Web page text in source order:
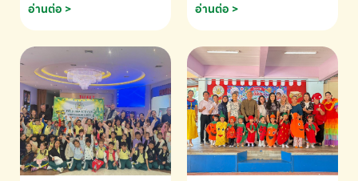
ข้อมูลเพิ่มเติม โทร. 075-691910
อ่านต่อ >
ด.ช.พัทธนันท์ พรหมพันธ์ ชั้น
อนุบาล EP K3 โรงเรียนโชคชัย
แข่งขันคณิตศาสตร์และคณิตคิด
เร็วนานาชาติ ครั้งที่ 46 ประจำปี
2569 ณ ประเทศสิงคโปร์
INTERNATIONAL
MATHEMATICS AND
MENTAL ARITHMETIC
COMPETITION 2026 - ถ้วย
รางวัลรองชนะเลิศอันดับที่ 2
อ่านต่อ >